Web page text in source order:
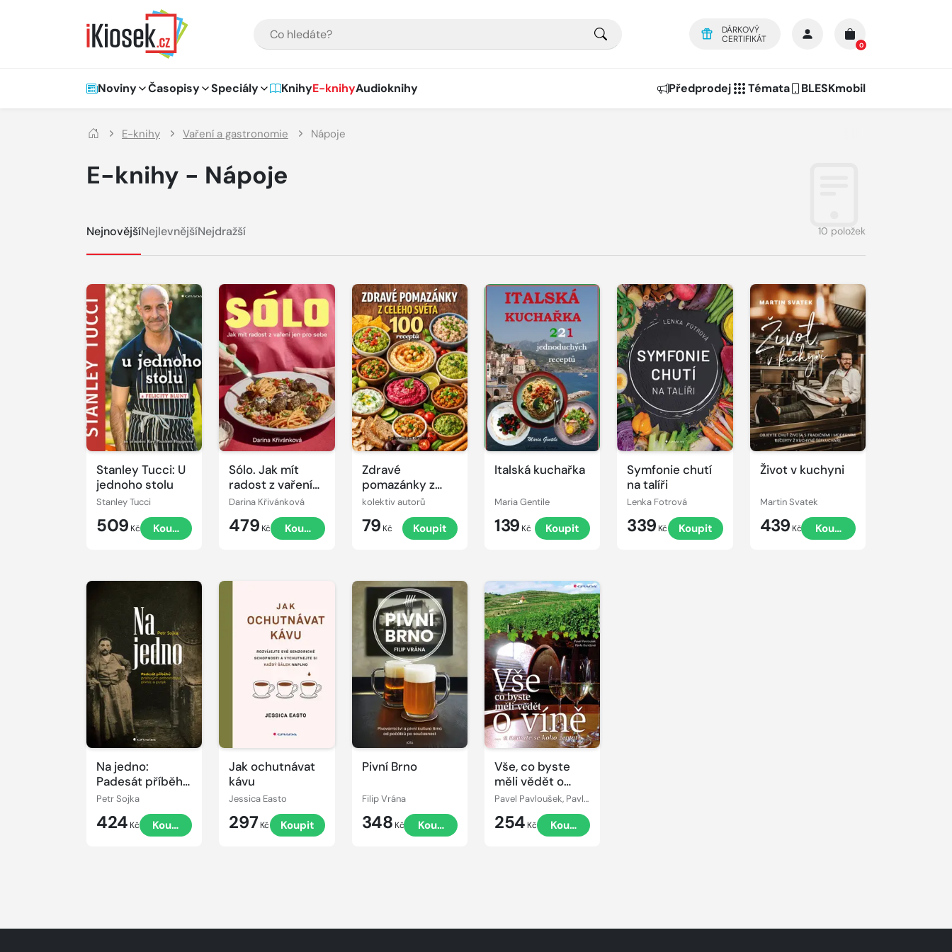
DÁRKOVÝ
CERTIFIKÁT
0
Hlavní navigace
Noviny Časopisy Speciály KnihyE-knihyAudioknihy Předprodej Témata BLESKmobil
E-knihy Vaření a gastronomie Nápoje
E-knihy - Nápoje
NejnovějšíNejlevnějšíNejdražší 10 položek
Stanley Tucci: U
jednoho stolu
Stanley Tucci
509 Kč Koupit
Sólo. Jak mít
radost z vaření
jen pro sebe
Darina Křivánková
479 Kč Koupit
Zdravé
pomazánky z
celého světa:
100 receptů
kolektiv autorů
79 Kč Koupit
Italská kuchařka
Maria Gentile
139 Kč Koupit
Symfonie chutí
na talíři
Lenka Fotrová
339 Kč Koupit
Život v kuchyni
Martin Svatek
439 Kč Koupit
Na jedno:
Padesát příběhů
pražských
pohostinství,
pivnic a putyk
Petr Sojka
424 Kč Koupit
Jak ochutnávat
kávu
Jessica Easto
297 Kč Koupit
Pivní Brno
Filip Vrána
348 Kč Koupit
Vše, co byste
měli vědět o
víně....
Pavel Pavloušek, Pavla Burešová
254 Kč Koupit